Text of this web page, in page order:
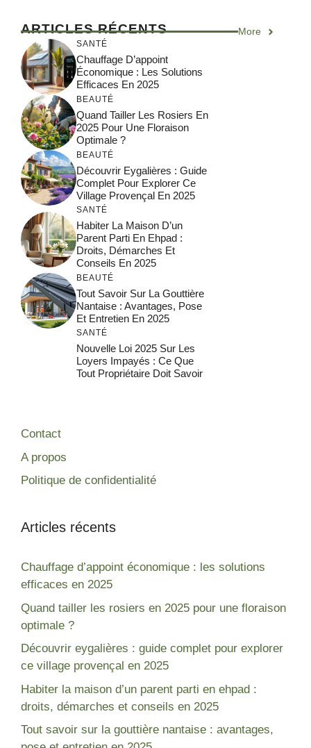
ARTICLES RÉCENTS More
SANTÉ
Chauffage D’appoint
Économique : Les Solutions
Efficaces En 2025
BEAUTÉ
Quand Tailler Les Rosiers En
2025 Pour Une Floraison
Optimale ?
BEAUTÉ
Découvrir Eygalières : Guide
Complet Pour Explorer Ce
Village Provençal En 2025
SANTÉ
Habiter La Maison D’un
Parent Parti En Ehpad :
Droits, Démarches Et
Conseils En 2025
BEAUTÉ
Tout Savoir Sur La Gouttière
Nantaise : Avantages, Pose
Et Entretien En 2025
SANTÉ
Nouvelle Loi 2025 Sur Les
Loyers Impayés : Ce Que
Tout Propriétaire Doit Savoir
Contact
A propos
Politique de confidentialité
Articles récents
Chauffage d’appoint économique : les solutions
efficaces en 2025
Quand tailler les rosiers en 2025 pour une floraison
optimale ?
Découvrir eygalières : guide complet pour explorer
ce village provençal en 2025
Habiter la maison d’un parent parti en ehpad :
droits, démarches et conseils en 2025
Tout savoir sur la gouttière nantaise : avantages,